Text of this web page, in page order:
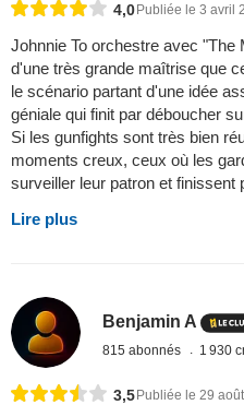
4,0 Publiée le 3 avril
Johnnie To orchestre avec "The
d'une très grande maîtrise que
le scénario partant d'une idée
géniale qui finit par déboucher
Si les gunfights sont très bien
moments creux, ceux où les
surveiller leur patron et finissent
Lire plus
Benjamin A
815 abonnés 1 930
3,5Publiée le 29